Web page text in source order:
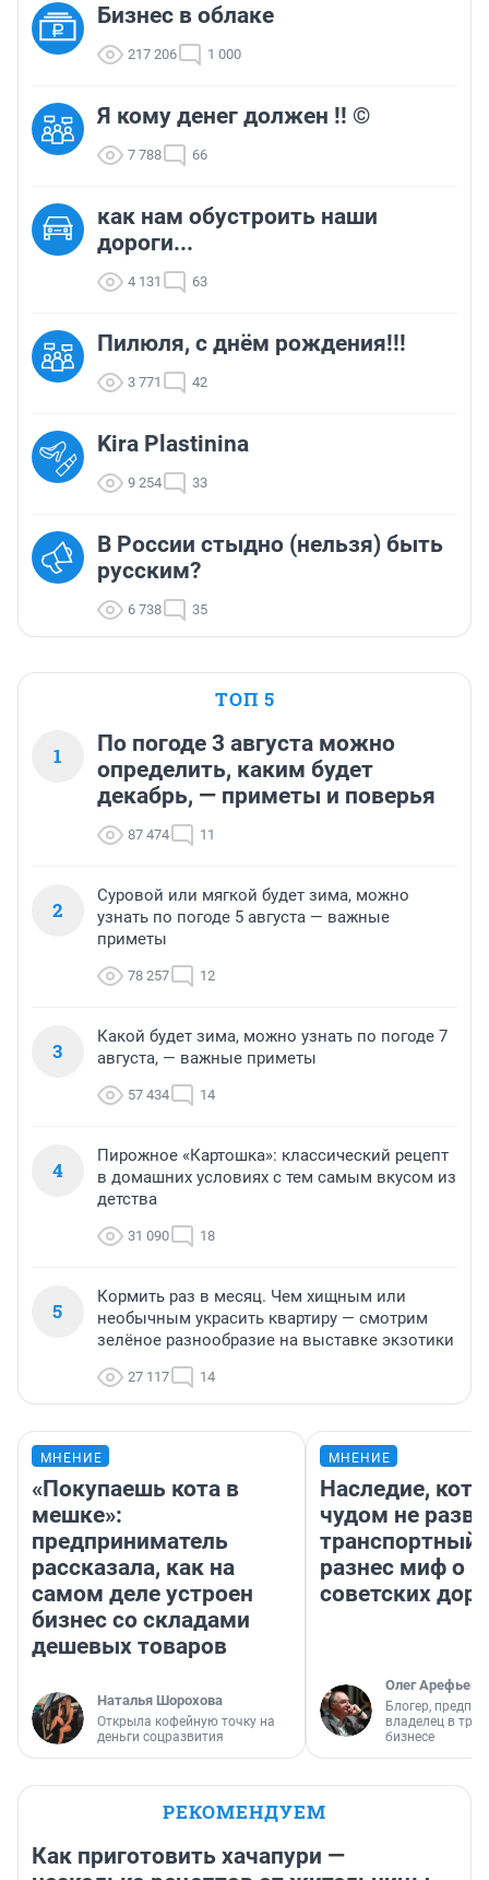
Бизнес в облаке
217 206 1 000
Я кому денег должен !! ©
7 788 66
как нам обустроить наши
дороги...
4 131 63
Пилюля, с днём рождения!!!
3 771 42
Kira Plastinina
9 254 33
В России стыдно (нельзя) быть
русским?
6 738 35
ТОП 5
1
По погоде 3 августа можно
определить, каким будет
декабрь, — приметы и поверья
87 474 11
2
Суровой или мягкой будет зима, можно
узнать по погоде 5 августа — важные
приметы
78 257 12
3
Какой будет зима, можно узнать по погоде 7
августа, — важные приметы
57 434 14
4
Пирожное «Картошка»: классический рецепт
в домашних условиях с тем самым вкусом из
детства
31 090 18
5
Кормить раз в месяц. Чем хищным или
необычным украсить квартиру — смотрим
зелёное разнообразие на выставке экзотики
27 117 14
МНЕНИЕ
«Покупаешь кота в
мешке»:
предприниматель
рассказала, как на
самом деле устроен
бизнес со складами
дешевых товаров
Наталья Шорохова
Открыла кофейную точку на
деньги соцразвития
МНЕНИЕ
Наследие,
чудом не
транспортный
разнес миф о
советских
Олег Арефьев
Блогер,
владелец в
бизнесе
РЕКОМЕНДУЕМ
Как приготовить хачапури —